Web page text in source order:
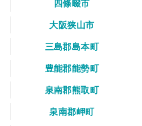
四條畷市
大阪狭山市
三島郡島本町
豊能郡能勢町
泉南郡熊取町
泉南郡岬町